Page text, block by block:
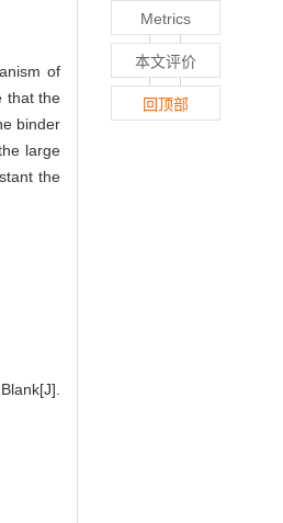
of
that the
binder
large
the
Metrics
本文评价
回顶部